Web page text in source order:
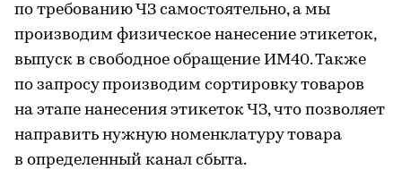
по требованию ЧЗ самостоятельно, а мы
производим физическое нанесение этикеток,
выпуск в свободное обращение ИМ40. Также
по запросу производим сортировку товаров
на этапе нанесения этикеток ЧЗ, что позволяет
направить нужную номенклатуру товара
в определенный канал сбыта.